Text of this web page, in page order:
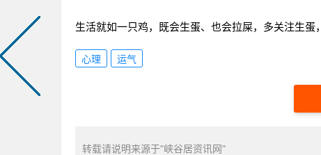
生活就如一只鸡，既会生蛋、也会拉屎，多关注生蛋
心理 运气
转载请说明来源于"峡谷居资讯网"